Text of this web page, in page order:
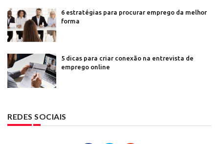
6 estratégias para procurar emprego da melhor
forma
5 dicas para criar conexão na entrevista de
emprego online
REDES SOCIAIS